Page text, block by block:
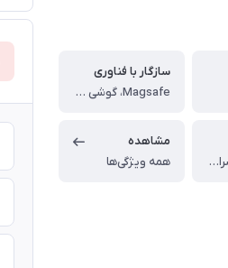
سازگار با فناوری
Magsafe، گوشی شما را به صورت مغناطیسی در جای خود نگه می دارد و حتی زمانی که آن را جابجا می کنید ثابت نگه می دارد.
آماده ارسال به سراسر کشور
مشاهده
همه ویژگی‌ها